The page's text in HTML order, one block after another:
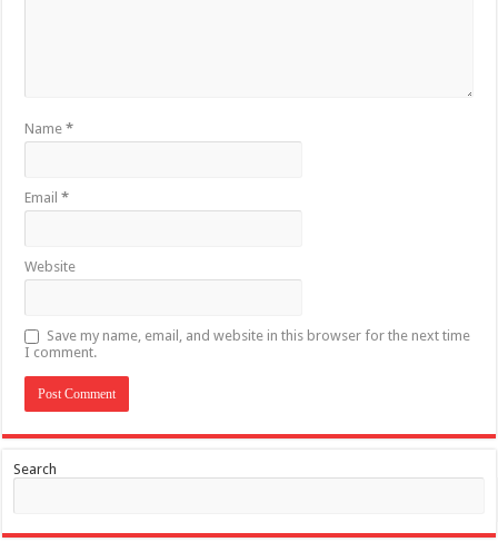
Name*
Email*
Website
Save my name, email, and website in this browser for the next time
I comment.
Search